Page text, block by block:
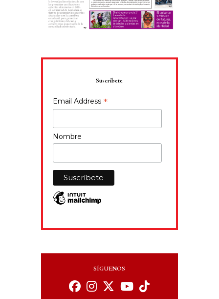
Suscríbete
Email Address *
Nombre
SÍGUENOS